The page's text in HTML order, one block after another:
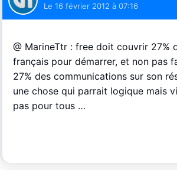
Le 16 février 2012 à 07:16
@ MarineTtr : free doit couvrir 27%
français pour démarrer, et non pas
27% des communications sur son
une chose qui parrait logique mais
pas pour tous …